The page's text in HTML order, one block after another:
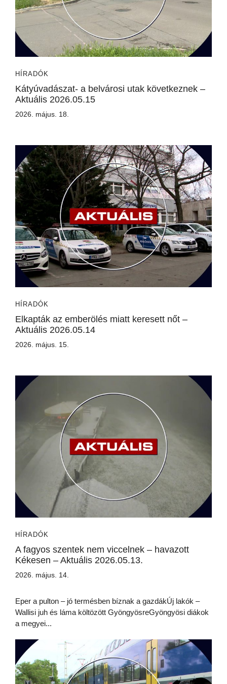
HÍRADÓK
Kátyúvadászat- a belvárosi utak következnek –
Aktuális 2026.05.15
2026. május. 18.
HÍRADÓK
Elkapták az emberölés miatt keresett nőt –
Aktuális 2026.05.14
2026. május. 15.
HÍRADÓK
A fagyos szentek nem viccelnek – havazott
Kékesen – Aktuális 2026.05.13.
2026. május. 14.
Eper a pulton – jó termésben bíznak a gazdákÚj lakók –
Wallisi juh és láma költözött GyöngyösreGyöngyösi diákok
a megyei...